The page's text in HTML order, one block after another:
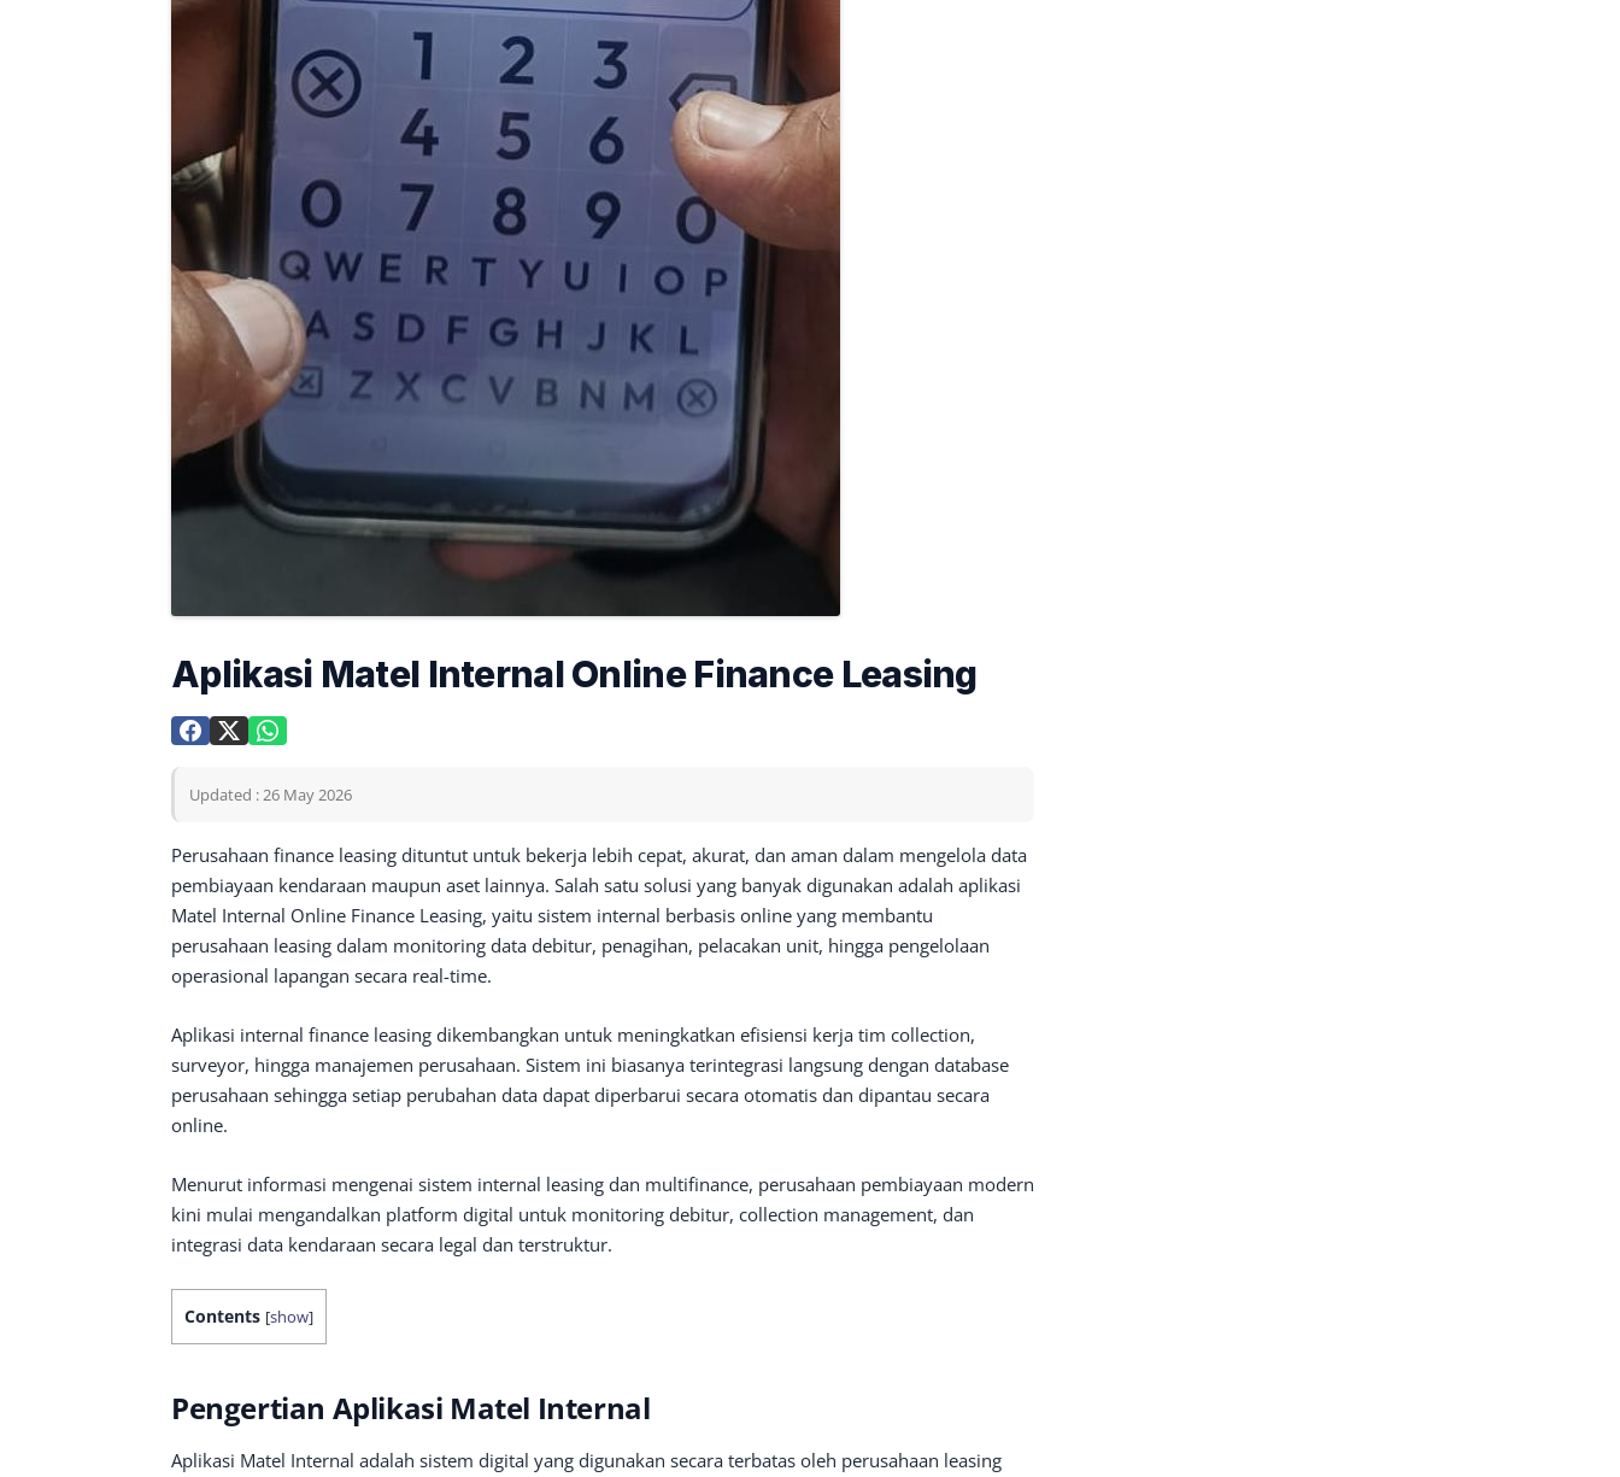
Aplikasi Matel Internal Online Finance Leasing
Updated : 26 May 2026
Perusahaan finance leasing dituntut untuk bekerja lebih cepat, akurat, dan aman dalam mengelola data
pembiayaan kendaraan maupun aset lainnya. Salah satu solusi yang banyak digunakan adalah aplikasi
Matel Internal Online Finance Leasing, yaitu sistem internal berbasis online yang membantu
perusahaan leasing dalam monitoring data debitur, penagihan, pelacakan unit, hingga pengelolaan
operasional lapangan secara real-time.
Aplikasi internal finance leasing dikembangkan untuk meningkatkan efisiensi kerja tim collection,
surveyor, hingga manajemen perusahaan. Sistem ini biasanya terintegrasi langsung dengan database
perusahaan sehingga setiap perubahan data dapat diperbarui secara otomatis dan dipantau secara
online.
Menurut informasi mengenai sistem internal leasing dan multifinance, perusahaan pembiayaan modern
kini mulai mengandalkan platform digital untuk monitoring debitur, collection management, dan
integrasi data kendaraan secara legal dan terstruktur.
Contents [show]
Pengertian Aplikasi Matel Internal
Aplikasi Matel Internal adalah sistem digital yang digunakan secara terbatas oleh perusahaan leasing